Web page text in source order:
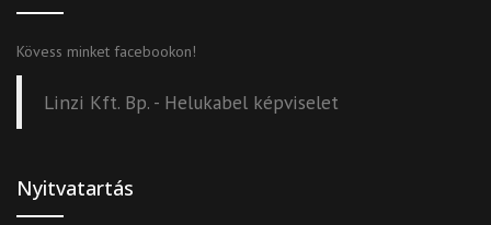
Kövess minket facebookon!
Linzi Kft. Bp. - Helukabel képviselet
Nyitvatartás